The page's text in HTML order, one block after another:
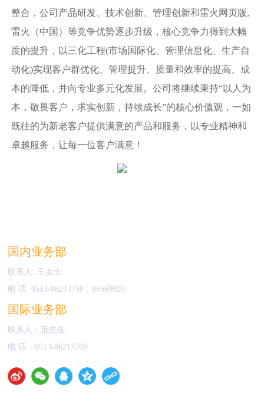
整合，公司产品研发、技术创新、管理创新和雷火网页版,
雷火（中国）等竞争优势逐步升级，核心竞争力得到大幅
度的提升，以三化工程(市场国际化、管理信息化、生产自
动化)实现客户群优化、管理提升、质量和效率的提高、成
本的降低，并向专业多元化发展。公司将继续秉持“以人为
本，敬畏客户，求实创新，持续成长”的核心价值观，一如
既往的为新老客户提供满意的产品和服务，以专业精神和
卓越服务，让每一位客户满意！
国内业务部
联系人: 王女士
电 话:0513-86213750 ，86569020
国际业务部
联系人：范先生
电 话：0513-86213768